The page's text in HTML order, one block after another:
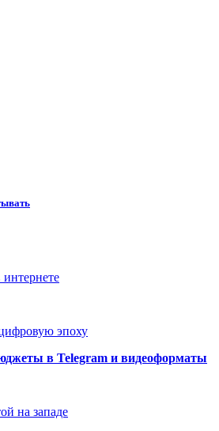
эпоху
в Telegram и видеоформаты
на западе